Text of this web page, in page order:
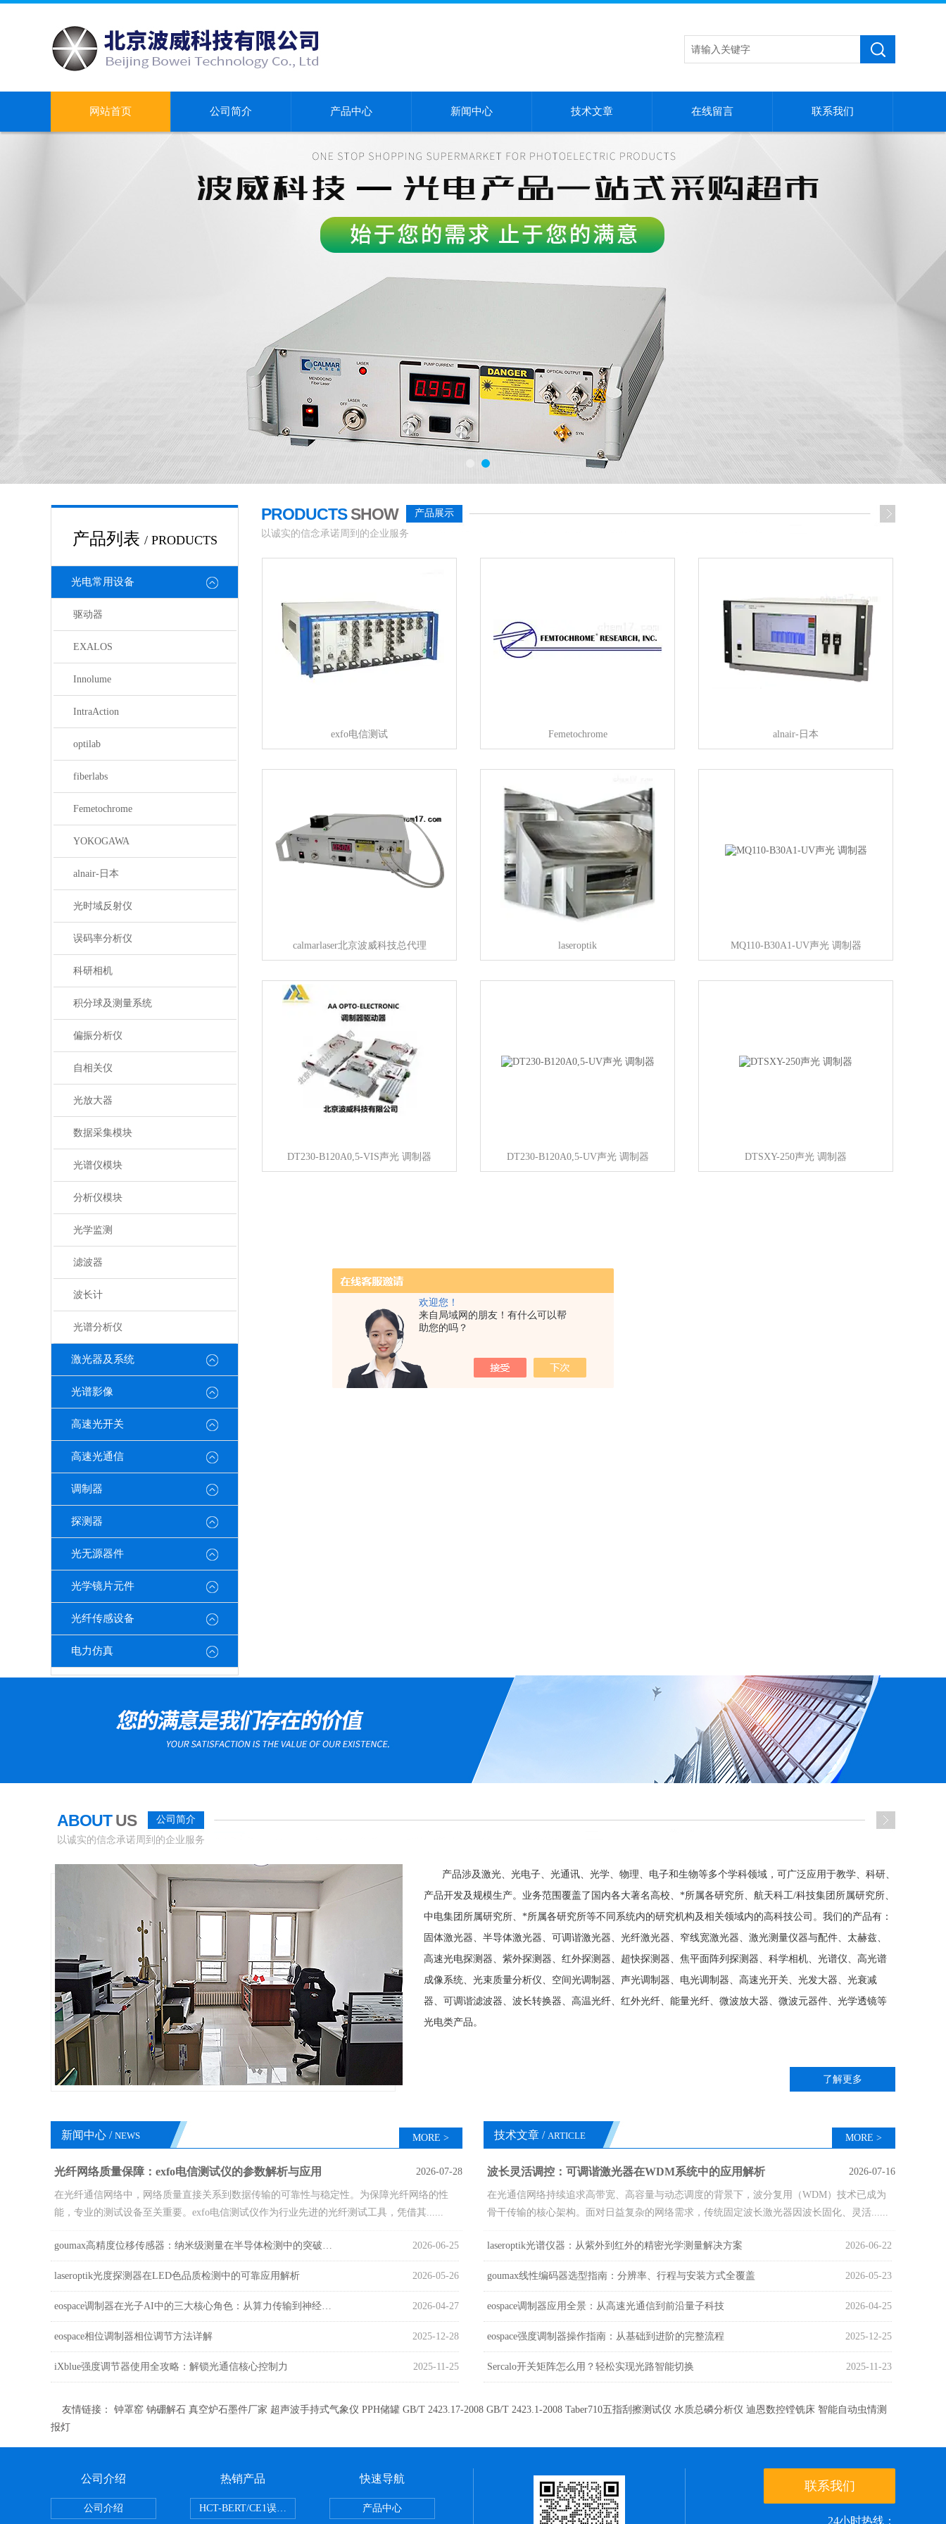
欢迎您！
来自局域网的朋友！有什么可以帮
助您的吗？
网站首页 公司简介 产品中心 新闻中心 技术文章 在线留言 联系我们
产品列表 / PRODUCTS
光电常用设备
驱动器
EXALOS
Innolume
IntraAction
optilab
fiberlabs
Femetochrome
YOKOGAWA
alnair-日本
光时域反射仪
误码率分析仪
科研相机
积分球及测量系统
偏振分析仪
自相关仪
光放大器
数据采集模块
光谱仪模块
分析仪模块
光学监测
滤波器
波长计
光谱分析仪
激光器及系统
光谱影像
高速光开关
高速光通信
调制器
探测器
光无源器件
光学镜片元件
光纤传感设备
电力仿真
PRODUCTSSHOW
产品展示
以诚实的信念承诺周到的企业服务
exfo电信测试 Femetochrome alnair-日本
calmarlaser北京波威科技总代理 laseroptik MQ110-B30A1-UV声光 调制器
DT230-B120A0,5-VIS声光 调制器 DT230-B120A0,5-UV声光 调制器 DTSXY-250声光 调制器
ABOUTUS
公司简介
以诚实的信念承诺周到的企业服务
产品涉及激光、光电子、光通讯、光学、物理、电子和生物等多个学科领域，可广泛应用于教学、科研、
产品开发及规模生产。业务范围覆盖了国内各大著名高校、*所属各研究所、航天科工/科技集团所属研究所、
中电集团所属研究所、*所属各研究所等不同系统内的研究机构及相关领域内的高科技公司。我们的产品有：
固体激光器、半导体激光器、可调谐激光器、光纤激光器、窄线宽激光器、激光测量仪器与配件、太赫兹、
高速光电探测器、紫外探测器、红外探测器、超快探测器、焦平面阵列探测器、科学相机、光谱仪、高光谱
成像系统、光束质量分析仪、空间光调制器、声光调制器、电光调制器、高速光开关、光发大器、光衰减
器、可调谐滤波器、波长转换器、高温光纤、红外光纤、能量光纤、微波放大器、微波元器件、光学透镜等
光电类产品。
了解更多
新闻中心 / NEWS MORE >
光纤网络质量保障：exfo电信测试仪的参数解析与应用 2026-07-28
在光纤通信网络中，网络质量直接关系到数据传输的可靠性与稳定性。为保障光纤网络的性
能，专业的测试设备至关重要。exfo电信测试仪作为行业先进的光纤测试工具，凭借其......
goumax高精度位移传感器：纳米级测量在半导体检测中的突破应用 2026-06-25
laseroptik光度探测器在LED色品质检测中的可靠应用解析 2026-05-26
eospace调制器在光子AI中的三大核心角色：从算力传输到神经形态计算 2026-04-27
eospace相位调制器相位调节方法详解 2025-12-28
iXblue强度调节器使用全攻略：解锁光通信核心控制力 2025-11-25
技术文章 / ARTICLE MORE >
波长灵活调控：可调谐激光器在WDM系统中的应用解析 2026-07-16
在光通信网络持续追求高带宽、高容量与动态调度的背景下，波分复用（WDM）技术已成为
骨干传输的核心架构。面对日益复杂的网络需求，传统固定波长激光器因波长固化、灵活......
laseroptik光谱仪器：从紫外到红外的精密光学测量解决方案 2026-06-22
goumax线性编码器选型指南：分辨率、行程与安装方式全覆盖 2026-05-23
eospace调制器应用全景：从高速光通信到前沿量子科技 2026-04-25
eospace强度调制器操作指南：从基础到进阶的完整流程 2025-12-25
Sercalo开关矩阵怎么用？轻松实现光路智能切换 2025-11-23
友情链接： 钟罩窑 钠硼解石 真空炉石墨件厂家 超声波手持式气象仪 PPH储罐 GB/T 2423.17-2008 GB/T 2423.1-2008 Taber710五指刮擦测试仪 水质总磷分析仪 迪恩数控镗铣床 智能自动虫情测
报灯
公司介绍
公司介绍
热销产品
HCT-BERT/CE1误码测试仪
快速导航
产品中心
联系我们
24小时热线：